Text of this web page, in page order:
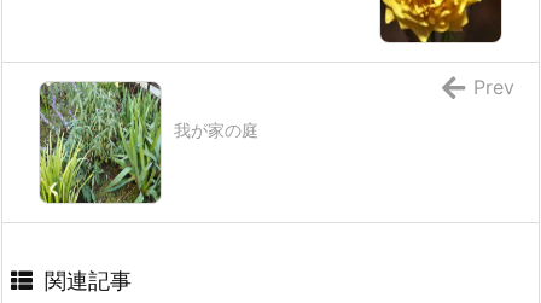
我が家の庭
Prev
関連記事